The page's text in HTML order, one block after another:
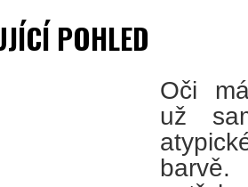
POHLED
Oči
už
barvě.